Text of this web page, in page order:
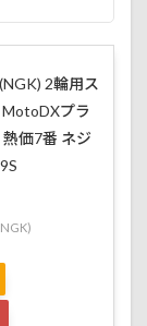
2輪用ス
プラ
価7番 ネジ